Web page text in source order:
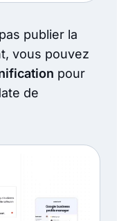
publier la
vous pouvez
pour
de